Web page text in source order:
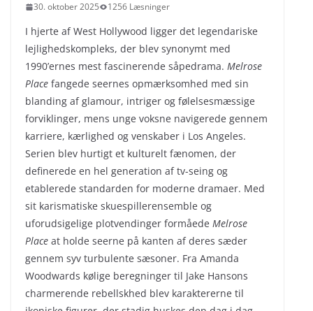
30. oktober 2025 1256 Læsninger
I hjerte af West Hollywood ligger det legendariske
lejlighedskompleks, der blev synonymt med
1990’ernes mest fascinerende såpedrama. Melrose
Place fangede seernes opmærksomhed med sin
blanding af glamour, intriger og følelsesmæssige
forviklinger, mens unge voksne navigerede gennem
karriere, kærlighed og venskaber i Los Angeles.
Serien blev hurtigt et kulturelt fænomen, der
definerede en hel generation af tv-seing og
etablerede standarden for moderne dramaer. Med
sit karismatiske skuespillerensemble og
uforudsigelige plotvendinger formåede Melrose
Place at holde seerne på kanten af deres sæder
gennem syv turbulente sæsoner. Fra Amanda
Woodwards kølige beregninger til Jake Hansons
charmerende rebellskhed blev karaktererne til